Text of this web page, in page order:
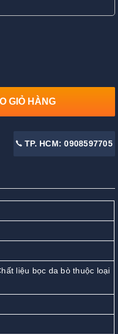
GIỎ HÀNG
TP. HCM: 0908597705
liệu bọc da bò thuộc loại